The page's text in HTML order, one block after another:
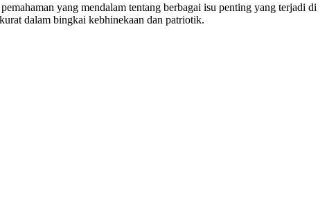
yang mendalam tentang berbagai isu penting yang terjadi di
dalam bingkai kebhinekaan dan patriotik.